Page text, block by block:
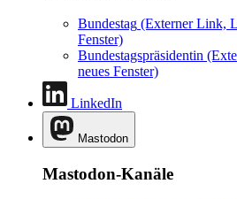
Bundestag (Externer Link,
Fenster)
Bundestagspräsidentin
neues Fenster)
LinkedIn
Mastodon
Mastodon-Kanäle